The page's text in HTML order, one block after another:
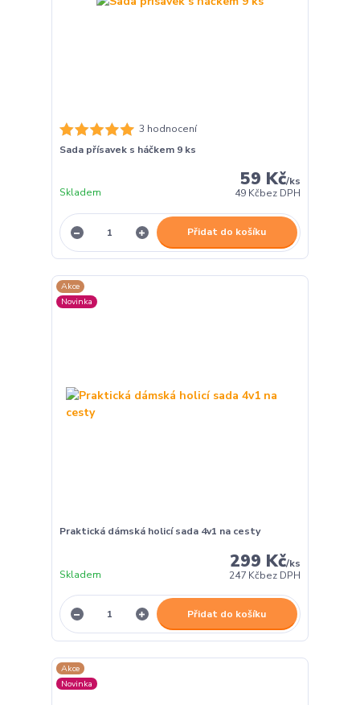
3 hodnocení
Sada přísavek s háčkem 9 ks
59 Kč/ks
49 Kčbez DPH
Skladem
Přidat do košíku
Akce
Novinka
Praktická dámská holicí sada 4v1 na cesty
299 Kč/ks
247 Kčbez DPH
Skladem
Přidat do košíku
Akce
Novinka